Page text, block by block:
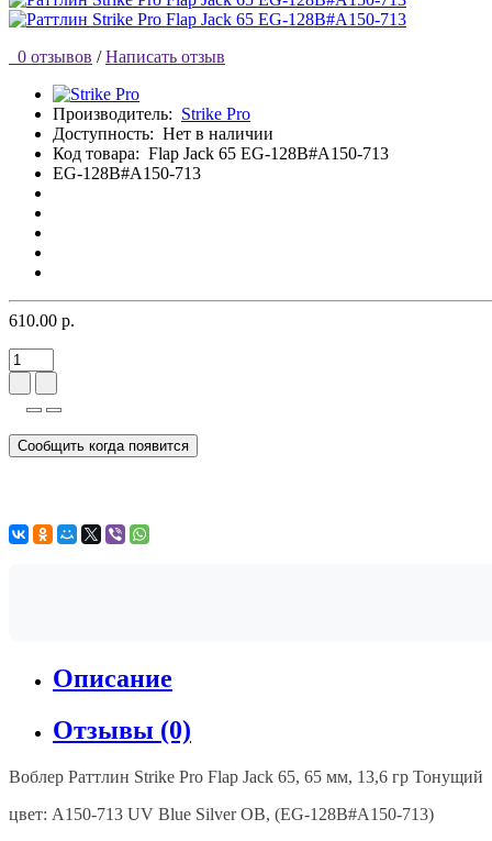
0 отзывов / Написать отзыв
Производитель: Strike Pro
Доступность: Нет в наличии
Код товара: Flap Jack 65 EG-128B#A150-713
EG-128B#A150-713
610.00 р.
Сообщить когда появится
Описание
Отзывы (0)
Воблер Раттлин Strike Pro Flap Jack 65, 65 мм, 13,6 гр Тонущий
цвет: A150-713 UV Blue Silver OB, (EG-128B#A150-713)